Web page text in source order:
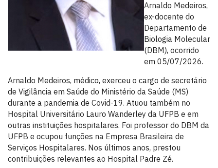
Arnaldo Medeiros,
ex-docente do
Departamento de
Biologia Molecular
(DBM), ocorrido
em 05/07/2026.
Arnaldo Medeiros, médico, exerceu o cargo de secretário
de Vigilância em Saúde do Ministério da Saúde (MS)
durante a pandemia de Covid-19. Atuou também no
Hospital Universitário Lauro Wanderley da UFPB e em
outras instituições hospitalares. Foi professor do DBM da
UFPB e ocupou funções na Empresa Brasileira de
Serviços Hospitalares. Nos últimos anos, prestou
contribuições relevantes ao Hospital Padre Zé.